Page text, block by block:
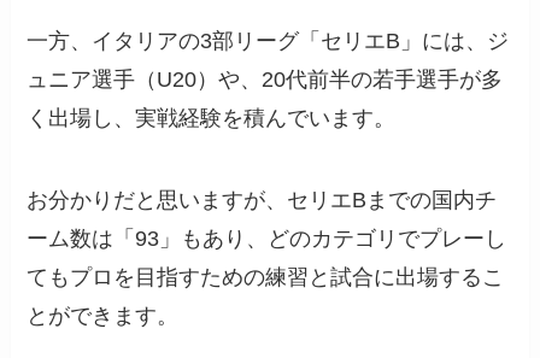
一方、イタリアの3部リーグ「セリエB」には、ジ
ュニア選手（U20）や、20代前半の若手選手が多
く出場し、実戦経験を積んでいます。
お分かりだと思いますが、セリエBまでの国内チ
ーム数は「93」もあり、どのカテゴリでプレーし
てもプロを目指すための練習と試合に出場するこ
とができます。